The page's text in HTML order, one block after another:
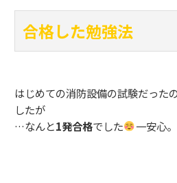
合格した勉強法
はじめての消防設備の試験だった
したが
…なんと1発合格でした 一安心。